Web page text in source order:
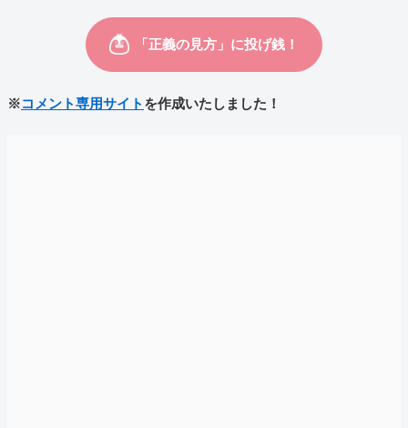
※コメント専用サイト を作成いたしました！